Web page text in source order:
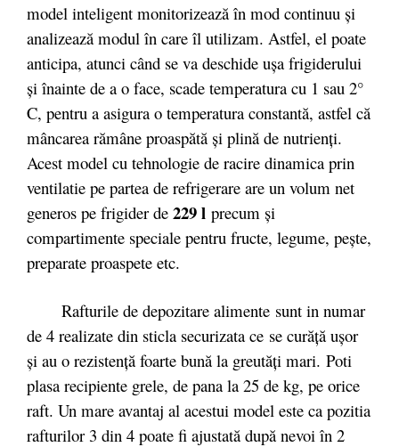
model inteligent monitorizează în mod continuu și
analizează modul în care îl utilizam. Astfel, el poate
anticipa, atunci când se va deschide ușa frigiderului
și înainte de a o face, scade temperatura cu 1 sau 2°
C, pentru a asigura o temperatura constantă, astfel că
mâncarea rămâne proaspătă și plină de nutrienți.
Acest model cu tehnologie de racire dinamica prin
ventilatie pe partea de refrigerare are un volum net
generos pe frigider de 229 l precum și
compartimente speciale pentru fructe, legume, pește,
preparate proaspete etc.
Rafturile de depozitare alimente sunt in numar
de 4 realizate din sticla securizata ce se curăță ușor
și au o rezistență foarte bună la greutăți mari. Poti
plasa recipiente grele, de pana la 25 de kg, pe orice
raft. Un mare avantaj al acestui model este ca pozitia
rafturilor 3 din 4 poate fi ajustată după nevoi în 2